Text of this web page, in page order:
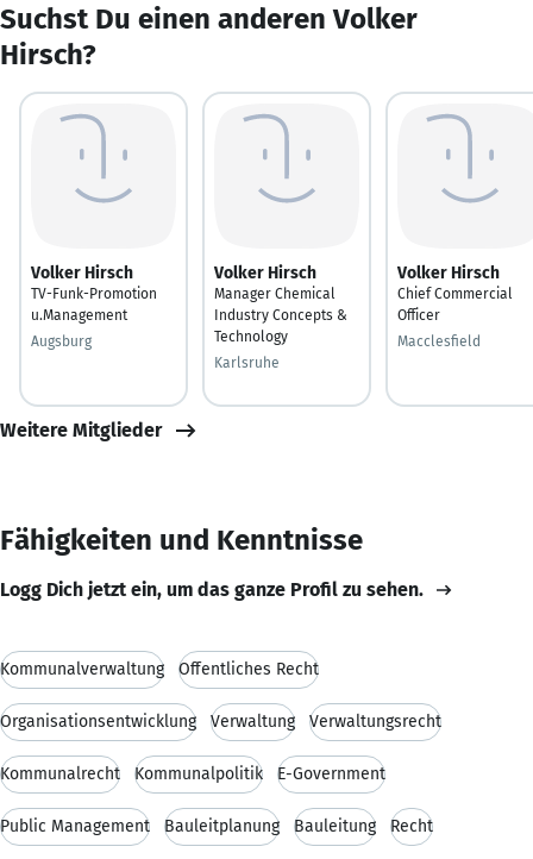
Suchst Du einen anderen Volker
Hirsch?
Volker Hirsch
TV-Funk-Promotion
u.Management
Augsburg
Volker Hirsch
Manager Chemical
Industry Concepts &
Technology
Karlsruhe
Volker Hirsch
Chief Commercial
Officer
Macclesfield
Weitere Mitglieder
Fähigkeiten und Kenntnisse
Logg Dich jetzt ein, um das ganze Profil zu sehen.
Kommunalverwaltung Öffentliches Recht
Organisationsentwicklung Verwaltung Verwaltungsrecht
Kommunalrecht Kommunalpolitik E-Government
Public Management Bauleitplanung Bauleitung Recht